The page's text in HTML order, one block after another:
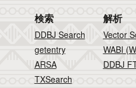
検索
DDBJ Search
getentry
ARSA
TXSearch
解析
Vector
WABI
DDBJ